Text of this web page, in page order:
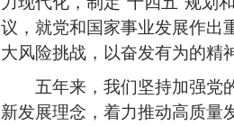
议，就党和国家事业发展作出
大风险挑战，以奋发有为的精
五年来，我们坚持加强党
新发展理念，着力推动高质量